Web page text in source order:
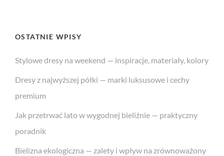
OSTATNIE WPISY
Stylowe dresy na weekend — inspiracje, materiały, kolory
Dresy z najwyższej półki — marki luksusowe i cechy
premium
Jak przetrwać lato w wygodnej bieliźnie — praktyczny
poradnik
Bielizna ekologiczna — zalety i wpływ na zrównoważony